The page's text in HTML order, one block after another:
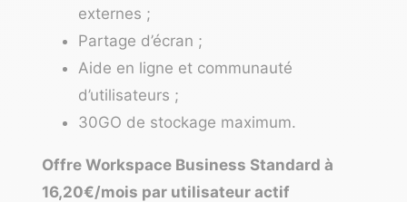
externes ;
Partage d’écran ;
Aide en ligne et communauté
d’utilisateurs ;
30GO de stockage maximum.
Offre Workspace Business Standard à
16,20€/mois par utilisateur actif